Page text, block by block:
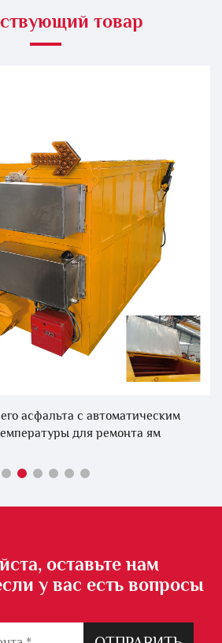
товар
асфальта с автоматическим
для ремонта ям
оставьте нам
у вас есть вопросы